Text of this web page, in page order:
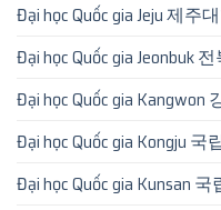
Đại học Quốc gia Jeju 제주
Đại học Quốc gia Jeonbuk
Đại học Quốc gia Kangwon
Đại học Quốc gia Kongju
Đại học Quốc gia Kunsan